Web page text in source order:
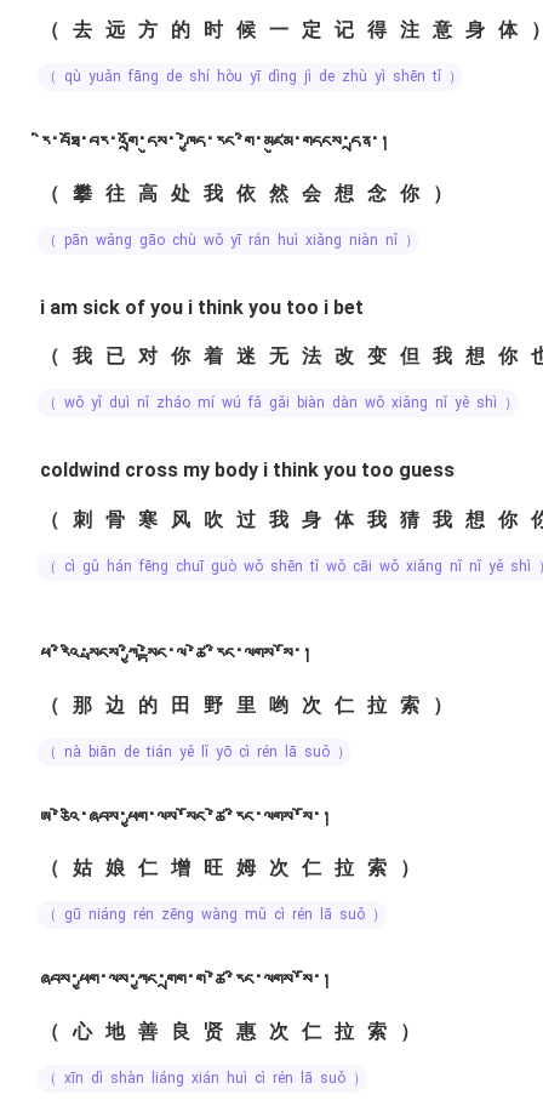
（去远方的时候一定记得注意身体
（ qù yuǎn fāng de shí hòu yī dìng jì de zhù yì shēn tǐ ）
རི་བཐོ་བར་འགྲོ་དུས་་ཁྱེད་རང་གི་མཛུམ་གདངས་དྲན་།
（攀往高处我依然会想念你）
（ pān wǎng gāo chù wǒ yī rán huì xiǎng niàn nǐ ）
i am sick of you i think you too i bet
（我已对你着迷无法改变但我想你
（ wǒ yǐ duì nǐ zháo mí wú fǎ gǎi biàn dàn wǒ xiǎng nǐ yě shì ）
coldwind cross my body i think you too guess
（刺骨寒风吹过我身体我猜我想你
（ cì gǔ hán fēng chuī guò wǒ shēn tǐ wǒ cāi wǒ xiǎng nǐ nǐ yě shì
ཕ་རིའི་སྤངས་ཀྱི་སྟེང་ལ་ཚེ་རིང་ལགས་སོ་།
（那边的田野里哟次仁拉索）
（ nà biān de tián yě lǐ yō cì rén lā suǒ ）
ཨ་ཅེའི་ཞབས་ཕྱག་ལས་སོང་ཚེ་རིང་ལགས་སོ་།
（姑娘仁增旺姆次仁拉索）
（ gū niáng rén zēng wàng mǔ cì rén lā suǒ ）
ཞབས་ཕྱག་ལས་ཀྱང་གྲག་ག་ཚེ་རིང་ལགས་སོ་།
（心地善良贤惠次仁拉索）
（ xīn dì shàn liáng xián huì cì rén lā suǒ ）